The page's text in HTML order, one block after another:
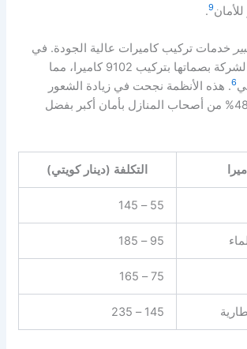
9
.
خدمات تركيب كاميرات عالية الجودة. في
عام 2022، تركت الشركة بصماتها بتركيب 9102 كاميرا، مما
6. هذه الأنظمة نجحت في زيادة الشعور
بالأمان، حيث أفاد 48% من أصحاب المنازل بأمان أكبر بفضل
التكلفة (دينار كويتي)
55 – 145
95 – 185
75 – 165
145 – 235